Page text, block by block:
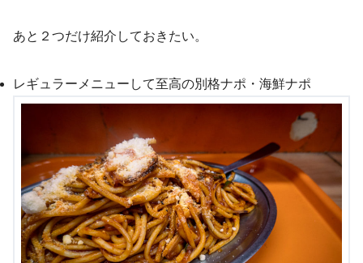
あと２つだけ紹介しておきたい。
レギュラーメニューして至高の別格ナポ・海鮮ナポ